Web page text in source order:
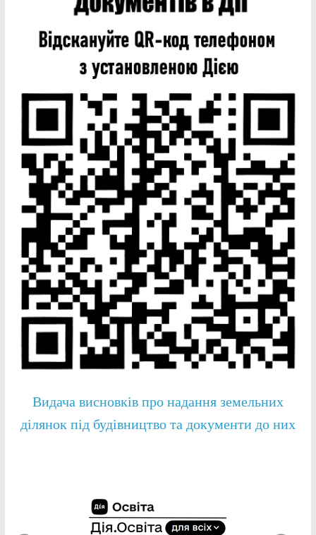
Видача висновків про надання земельних
ділянок під будівництво та документи до них